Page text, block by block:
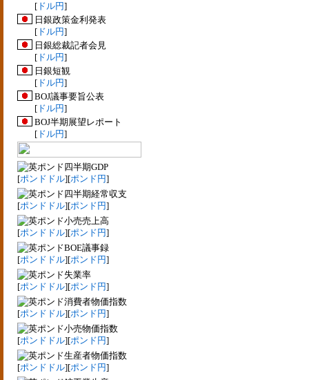
[ ドル円]
日銀政策金利発表
[ ドル円]
日銀総裁記者会見
[ ドル円]
日銀短観
[ ドル円]
BOJ議事要旨公表
[ ドル円]
BOJ半期展望レポート
[ ドル円]
四半期GDP
[ポンドドル][ポンド円]
四半期経常収支
[ポンドドル][ポンド円]
小売売上高
[ポンドドル][ポンド円]
BOE議事録
[ポンドドル][ポンド円]
失業率
[ポンドドル][ポンド円]
消費者物価指数
[ポンドドル][ポンド円]
小売物価指数
[ポンドドル][ポンド円]
生産者物価指数
[ポンドドル][ポンド円]